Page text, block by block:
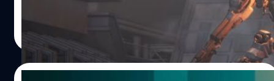
จีรนาถ เรืองทรัพย์ | 1108 days ago
Read More